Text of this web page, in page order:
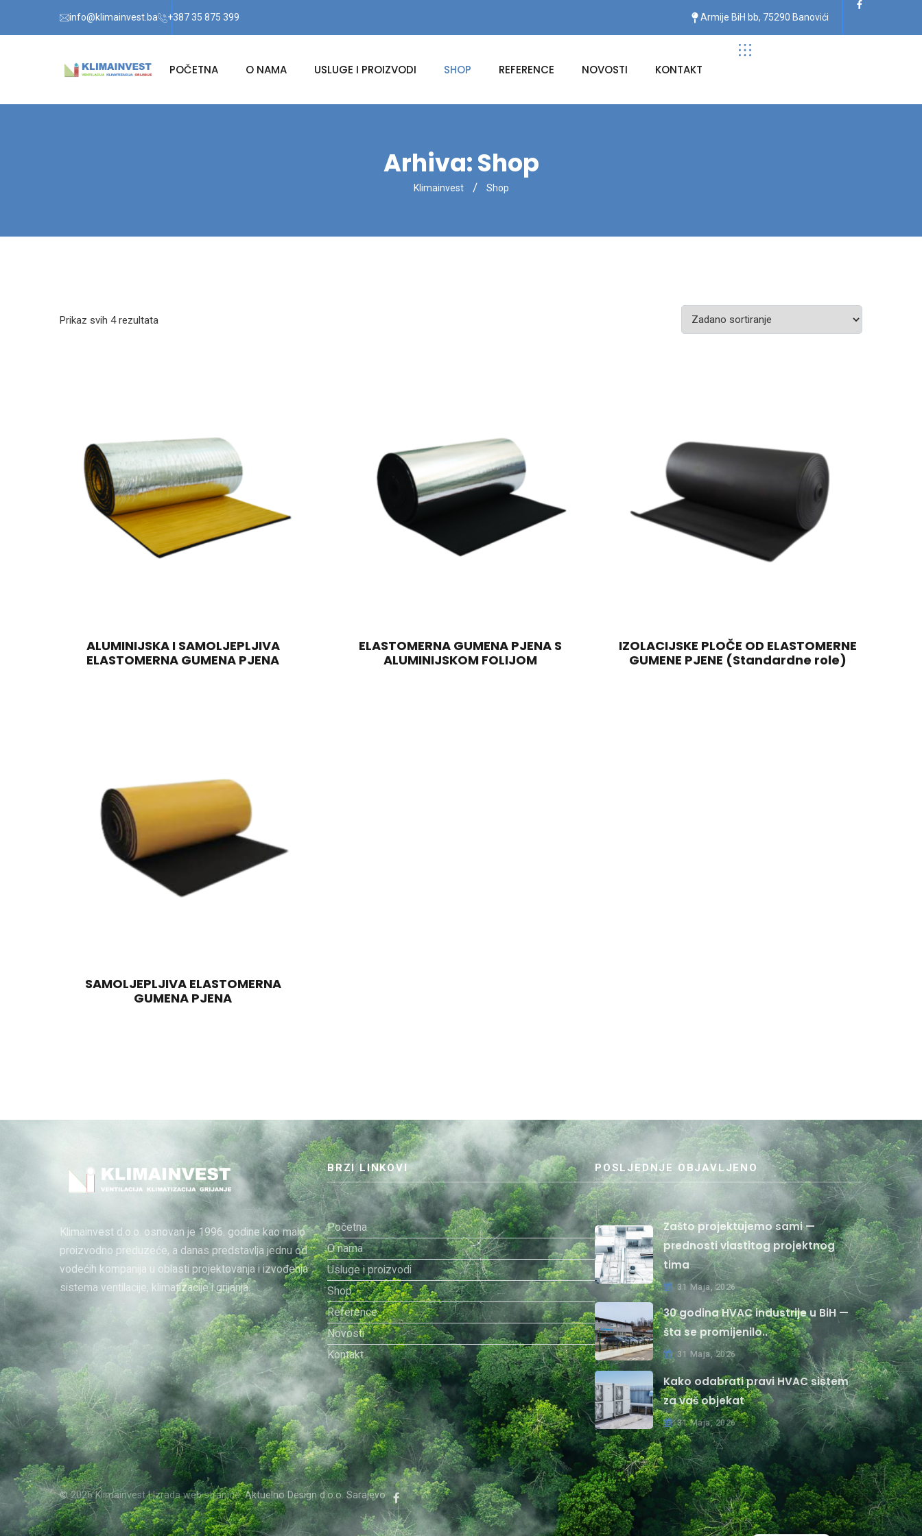
info@klimainvest.ba +387 35 875 399 Armije BiH bb, 75290 Banovići
POČETNA O NAMA USLUGE I PROIZVODI SHOP REFERENCE NOVOSTI KONTAKT
Arhiva:Shop
Klimainvest Shop
Prikaz svih 4 rezultata
ALUMINIJSKA I SAMOLJEPLJIVA
ELASTOMERNA GUMENA PJENA
ELASTOMERNA GUMENA PJENA S
ALUMINIJSKOM FOLIJOM
IZOLACIJSKE PLOČE OD ELASTOMERNE
GUMENE PJENE (Standardne role)
SAMOLJEPLJIVA ELASTOMERNA
GUMENA PJENA
Klimainvest d.o.o. osnovan je 1996. godine kao malo
proizvodno preduzeće, a danas predstavlja jednu od
vodećih kompanija u oblasti projektovanja i izvođenja
sistema ventilacije, klimatizacije i grijanja.
BRZI LINKOVI
Početna
O nama
Usluge i proizvodi
Shop
Reference
Novosti
Kontakt
POSLJEDNJE OBJAVLJENO
Zašto projektujemo sami —
prednosti vlastitog projektnog
tima
31 Maja, 2026
30 godina HVAC industrije u BiH —
šta se promijenilo..
31 Maja, 2026
Kako odabrati pravi HVAC sistem
za vaš objekat
31 Maja, 2026
© 2026 Klimainvest | Izrada web stranice:Aktuelno Design d.o.o. Sarajevo